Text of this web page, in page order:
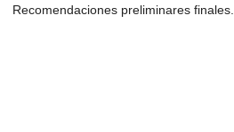
Recomendaciones preliminares finales.